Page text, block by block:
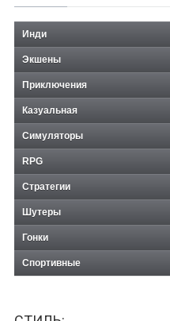
Инди
Экшены
Приключения
Казуальная
Симуляторы
RPG
Стратегии
Шутеры
Гонки
Спортивные